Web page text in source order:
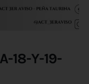
18-Y-19-